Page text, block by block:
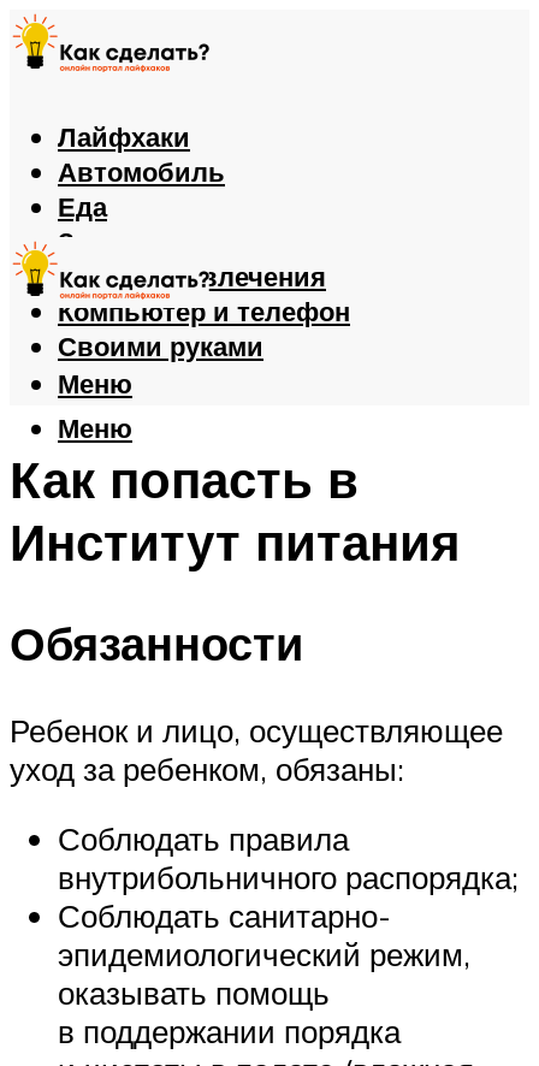
Лайфхаки
Автомобиль
Еда
Здоровье
Игры и развлечения
Компьютер и телефон
Своими руками
Меню
Меню
Как попасть в
Институт питания
Обязанности
Ребенок и лицо, осуществляющее
уход за ребенком, обязаны:
Соблюдать правила
внутрибольничного распорядка;
Соблюдать санитарно-
эпидемиологический режим,
оказывать помощь
в поддержании порядка